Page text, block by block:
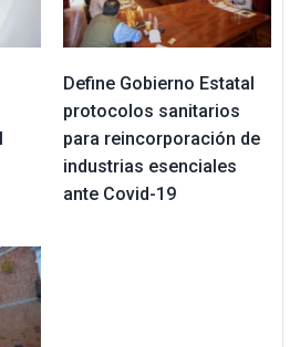
Define Gobierno Estatal
protocolos sanitarios
para reincorporación de
industrias esenciales
ante Covid-19